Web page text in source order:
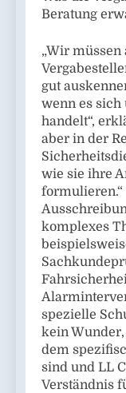
Beratung
„Wir müssen
gut
wenn es
handelt“,
aber in der
wie sie ihre
komplexes
spezielle
kein
dem
sind und LL
Verständnis